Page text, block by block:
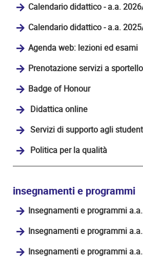
Calendario didattico - a.a.
Calendario didattico - a.a.
Agenda web: lezioni ed esami
Prenotazione servizi a sportello
Badge of Honour
Didattica online
Servizi di supporto agli
Politica per la qualità
insegnamenti e programmi
Insegnamenti e programmi
Insegnamenti e programmi
Insegnamenti e programmi